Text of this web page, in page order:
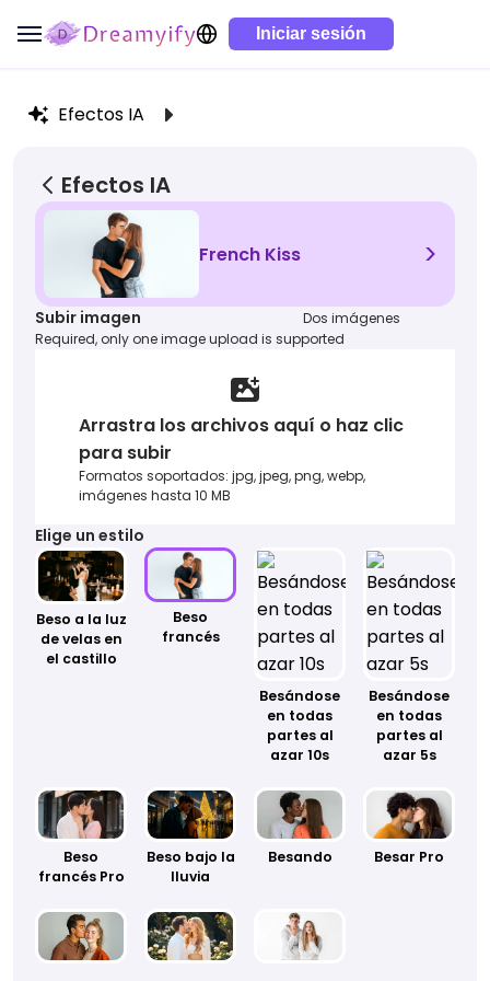
Iniciar sesión
Efectos IA
Efectos IA
French Kiss >
Subir imagen
Dos imágenes
Required, only one image upload is supported
Arrastra los archivos aquí o haz clic
para subir
Formatos soportados: jpg, jpeg, png, webp,
imágenes hasta 10 MB
Elige un estilo
Beso a la luz
de velas en
el castillo
Beso
francés
Besándose
en todas
partes al
azar 10s
Besándose
en todas
partes al
azar 5s
Beso
francés Pro
Beso bajo la
lluvia
Besando Besar Pro